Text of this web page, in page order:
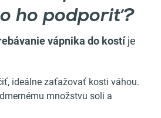
ho podporiť?
vápnika do kostíje
ideálne zaťažovať kosti váhou.
množstvu soli a